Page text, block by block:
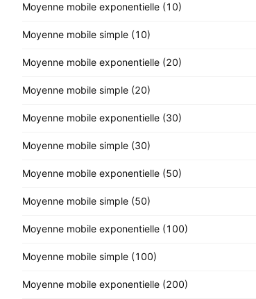
Moyenne mobile exponentielle (10)
Moyenne mobile simple (10)
Moyenne mobile exponentielle (20)
Moyenne mobile simple (20)
Moyenne mobile exponentielle (30)
Moyenne mobile simple (30)
Moyenne mobile exponentielle (50)
Moyenne mobile simple (50)
Moyenne mobile exponentielle (100)
Moyenne mobile simple (100)
Moyenne mobile exponentielle (200)